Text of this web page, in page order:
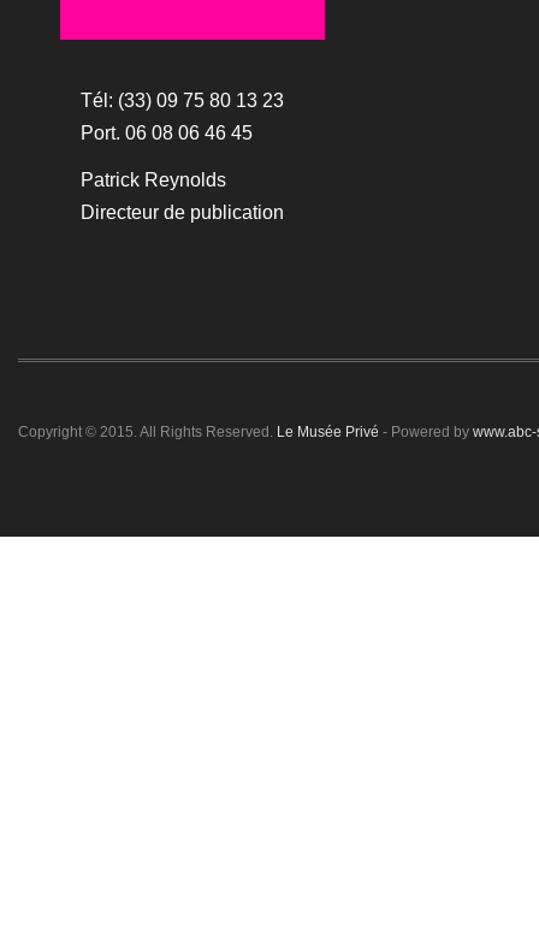
Tél: (33) 09 75 80 13 23
Port. 06 08 06 46 45
Patrick Reynolds
Directeur de publication
Copyright © 2015. All Rights Reserved. Le Musée Privé - Powered by